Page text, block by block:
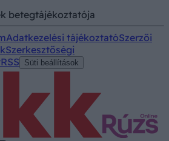
betegtájékoztatója
Adatkezelési tájékoztatóSzerzői
Szerkesztőségi
RSS Süti beállítások